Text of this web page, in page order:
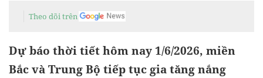
Theo dõi trên
Dự báo thời tiết hôm nay 1/6/2026, miền
Bắc và Trung Bộ tiếp tục gia tăng nắng